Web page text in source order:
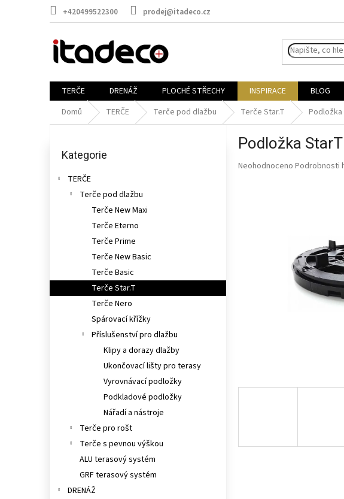
+420499522300 prodej@itadeco.cz
TERČE DRENÁŽ PLOCHÉ STŘECHY INSPIRACE BLOG
Domů
TERČE Terče pod dlažbu Terče Star.T Podložka
kategorie
Kategorie
TERČE
Terče pod dlažbu
Terče New Maxi
Terče Eterno
Terče Prime
Terče New Basic
Terče Basic
Terče Star.T
Terče Nero
Spárovací křížky
Příslušenství pro dlažbu
Klipy a dorazy dlažby
Ukončovací lišty pro terasy
Vyrovnávací podložky
Podkladové podložky
Nářadí a nástroje
Terče pro rošt
Terče s pevnou výškou
ALU terasový systém
GRF terasový systém
DRENÁŽ
Podložka
Průměrné
Neohodnoceno Podrobnosti